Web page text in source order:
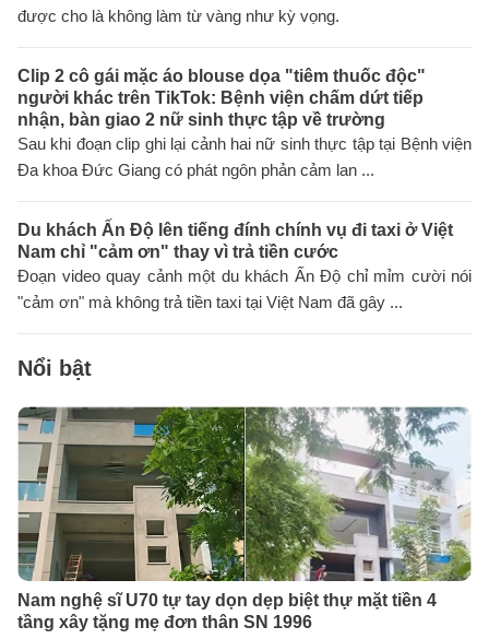
được cho là không làm từ vàng như kỳ vọng.
Clip 2 cô gái mặc áo blouse dọa "tiêm thuốc độc"
người khác trên TikTok: Bệnh viện chấm dứt tiếp
nhận, bàn giao 2 nữ sinh thực tập về trường
Sau khi đoạn clip ghi lại cảnh hai nữ sinh thực tập tại Bệnh viện
Đa khoa Đức Giang có phát ngôn phản cảm lan ...
Du khách Ấn Độ lên tiếng đính chính vụ đi taxi ở Việt
Nam chỉ "cảm ơn" thay vì trả tiền cước
Đoạn video quay cảnh một du khách Ấn Độ chỉ mỉm cười nói
"cảm ơn" mà không trả tiền taxi tại Việt Nam đã gây ...
Nổi bật
Nam nghệ sĩ U70 tự tay dọn dẹp biệt thự mặt tiền 4
tầng xây tặng mẹ đơn thân SN 1996